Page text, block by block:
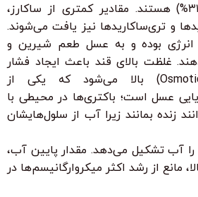
۳۸%) و گلوکز (حدود ۳۱%) هستند. مقادیر کمتری از ساکارز،
و تری‌ساکاریدها نیز یافت می‌شوند.
انرژی بوده و به عسل طعم شیرین و
غلظت بالای قند باعث ایجاد فشار
اسمزی (Osmotic Pressure) بالا می‌شود که یکی از
عسل است؛ باکتری‌ها در محیطی با
زنده بمانند زیرا آب از سلول‌هایشان
عسل را آب تشکیل می‌دهد. مقدار پایین آب،
مانع از رشد اکثر میکروارگانیسم‌ها در